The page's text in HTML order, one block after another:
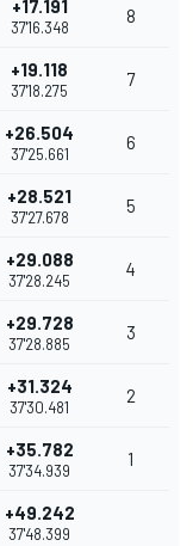
+17.191
37'16.348
8
+19.118
37'18.275
7
+26.504
37'25.661
6
+28.521
37'27.678
5
+29.088
37'28.245
4
+29.728
37'28.885
3
+31.324
37'30.481
2
+35.782
37'34.939
1
+49.242
37'48.399